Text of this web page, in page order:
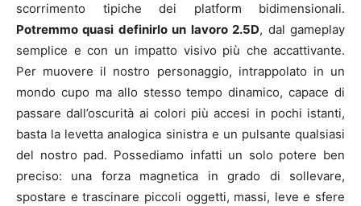
scorrimento tipiche dei platform bidimensionali.
Potremmo quasi definirlo un lavoro 2.5D, dal gameplay
semplice e con un impatto visivo più che accattivante.
Per muovere il nostro personaggio, intrappolato in un
mondo cupo ma allo stesso tempo dinamico, capace di
passare dall’oscurità ai colori più accesi in pochi istanti,
basta la levetta analogica sinistra e un pulsante qualsiasi
del nostro pad. Possediamo infatti un solo potere ben
preciso: una forza magnetica in grado di sollevare,
spostare e trascinare piccoli oggetti, massi, leve e sfere